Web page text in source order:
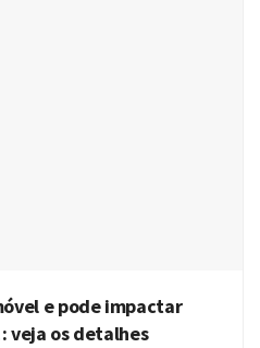
e pode impactar
veja os detalhes